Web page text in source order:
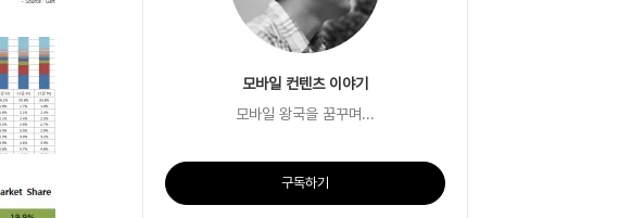
모바일 컨텐츠 이야기
모바일 왕국을 꿈꾸며...
구독하기